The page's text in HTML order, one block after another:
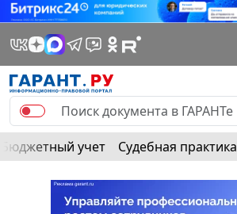
Бюджетный учет Судебная практика